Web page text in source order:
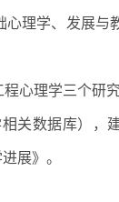
理学、发展
心理学三个
关数据库）
展》。